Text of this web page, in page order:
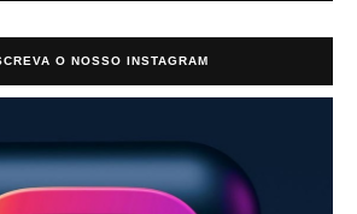
O NOSSO INSTAGRAM